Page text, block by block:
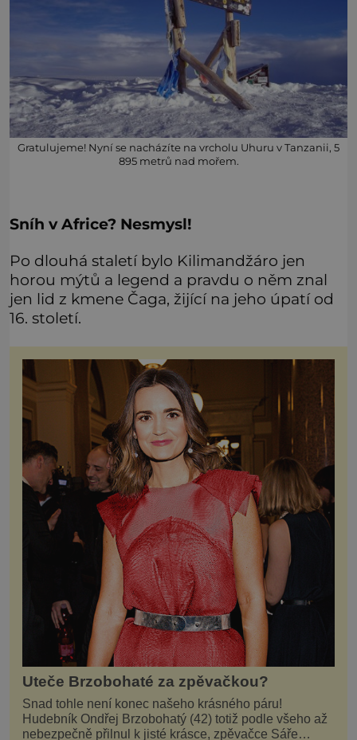
Gratulujeme! Nyní se nacházíte na vrcholu Uhuru v Tanzanii, 5
895 metrů nad mořem.
Sníh v Africe? Nesmysl!
Po dlouhá staletí bylo Kilimandžáro jen
horou mýtů a legend a pravdu o něm znal
jen lid z kmene Čaga, žijící na jeho úpatí od
16. století.
Uteče Brzobohaté za zpěvačkou?
Snad tohle není konec našeho krásného páru!
Hudebník Ondřej Brzobohatý (42) totiž podle všeho až
nebezpečně přilnul k jisté krásce, zpěvačce Sáře